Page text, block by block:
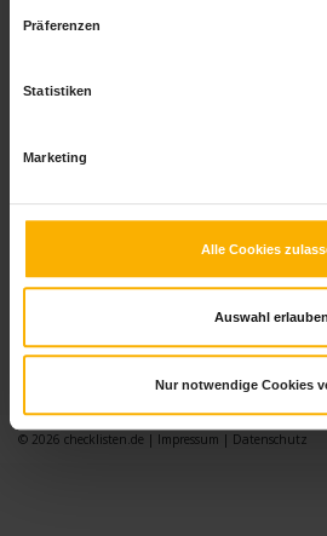
Präferenzen
Statistiken
Marketing
Alle Cookies
Auswahl erlauben
Nur notwendige Cookies
Messeplanung haben Sie die Organisation
© 2026 checklisten.de | Impressum | Datenschutz